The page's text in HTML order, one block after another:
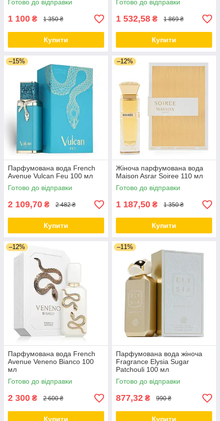
Готово до відправки
1 100 ₴ 1 350 ₴
Купити
Готово до відправки
1 532,58 ₴ 1 869 ₴
Купити
–15%
Парфумована вода French
Avenue Vulcan Feu 100 мл
Готово до відправки
2 109,70 ₴ 2 482 ₴
Купити
–12%
Жіноча парфумована вода
Maison Asrar Soiree 110 мл
Готово до відправки
1 187,50 ₴ 1 350 ₴
Купити
–12%
Парфумована вода French
Avenue Veneno Bianco 100
мл
Готово до відправки
2 300 ₴ 2 600 ₴
Купити
–11%
Парфумована вода жіноча
Fragrance Elysia Sugar
Patchouli 100 мл
Готово до відправки
877,32 ₴ 990 ₴
Купити